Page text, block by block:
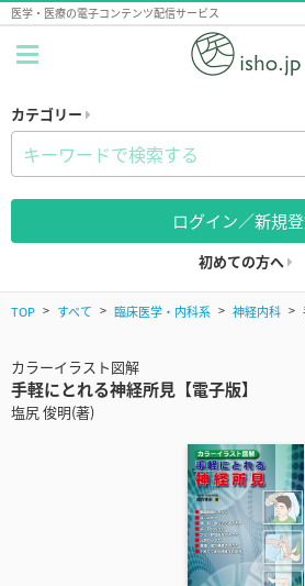
医学・医療の電子コンテンツ配信サービス
カテゴリー
ログイン／新規
初めての方へ
TOP すべて 臨床医学・内科系 神経内科
カラーイラスト図解
手軽にとれる神経所見【電子版】
塩尻 俊明(著)